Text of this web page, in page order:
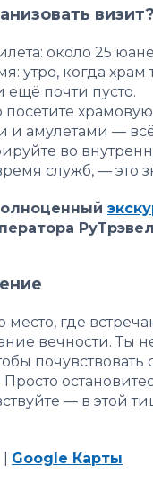
визит?
около 25
утро, когда храм
ещё почти пусто.
посетите
и амулетами —
во
служб, — это
место, где
вечности. Ты
почувствовать
Просто
— в этой
Google Карты